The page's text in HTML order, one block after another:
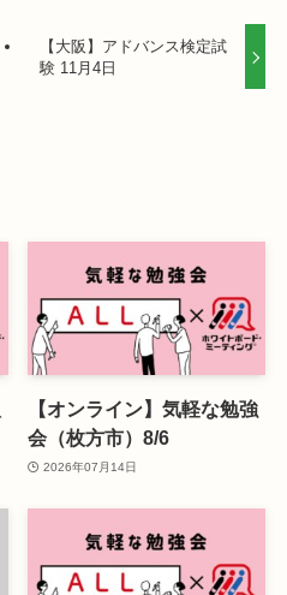
【大阪】アドバンス検定試
験 11月4日
【オンライン】気軽な勉強
会（枚方市）8/6
2026年07月14日